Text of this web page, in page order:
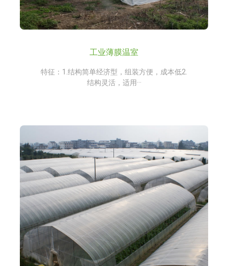
工业薄膜温室
特征：1.结构简单经济型，组装方便，成本低2.
结构灵活，适用···